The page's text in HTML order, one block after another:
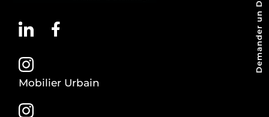
Mobilier Urbain
Demander un Devis